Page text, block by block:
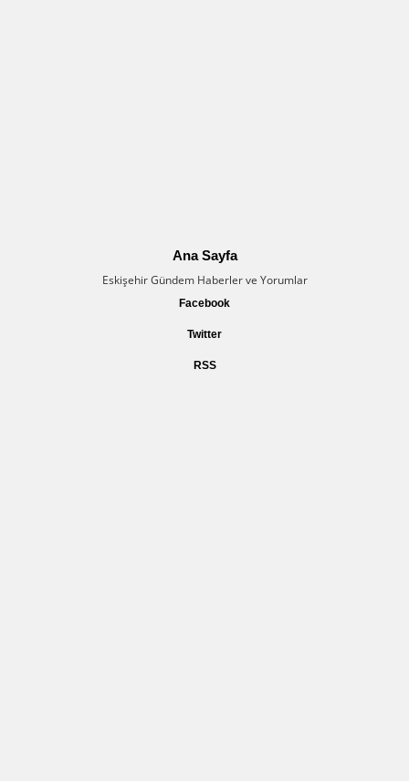
Ana Sayfa
Eskişehir Gündem Haberler ve Yorumlar
Facebook
Twitter
RSS